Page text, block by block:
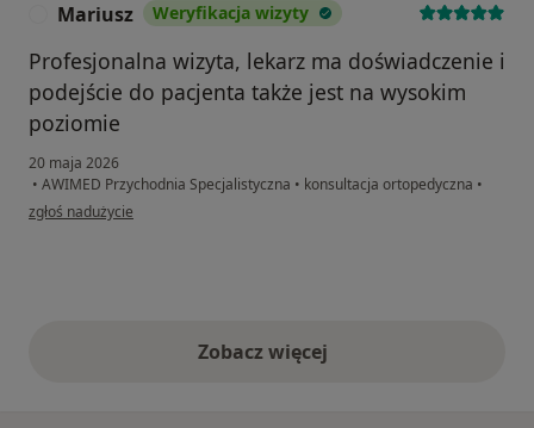
Mariusz Weryfikacja wizyty
Profesjonalna wizyta, lekarz ma doświadczenie i
podejście do pacjenta także jest na wysokim
poziomie
20 maja 2026
• AWIMED Przychodnia Specjalistyczna • konsultacja ortopedyczna •
w opinii użytkownika Mariusz
zgłoś nadużycie
Zobacz więcejopinie powyżej